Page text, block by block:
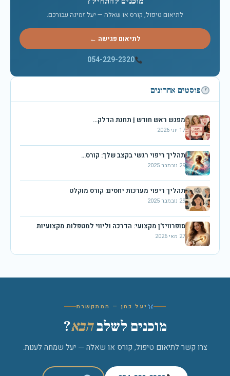
לתיאום טיפול, קורס או שאלה — יעל זמינה עבורכם.
לתיאום פגישה ←
054-229-2320
פוסטים אחרונים
מפגש ראש חודש | תחנת הדלק…
17 יוני 2026
תהליך ריפוי רגשי בקצב שלך: קורס…
29 נובמבר 2025
תהליך ריפוי מערכות יחסים: קורס מוקלט
29 נובמבר 2025
סופרוויז'ן מקצועי: הדרכה וליווי למטפלות מקצועיות
27 מאי 2026
יעל כהן — המתקשרת
מוכנים לשלבהבא?
צרו קשר לתיאום טיפול, קורס או שאלה — יעל שמחה לענות.